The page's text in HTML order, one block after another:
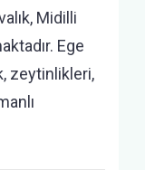
Midilli
Ege
zeytinlikleri,